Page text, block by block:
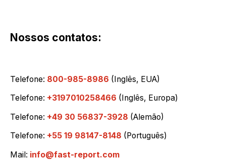
Nossos contatos:
Telefone: 800-985-8986 (Inglês, EUA)
Telefone: +3197010258466 (Inglês, Europa)
Telefone: +49 30 56837-3928 (Alemão)
Telefone: +55 19 98147-8148 (Português)
Mail: info@fast-report.com